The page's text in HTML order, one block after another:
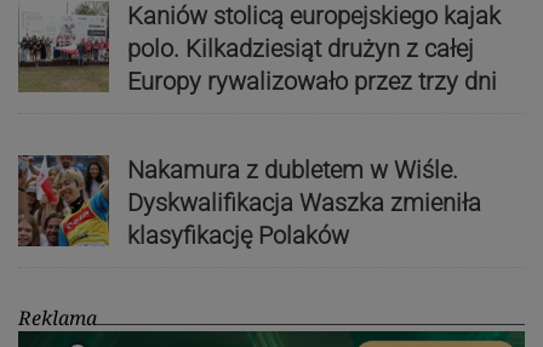
Kaniów stolicą europejskiego kajak
polo. Kilkadziesiąt drużyn z całej
Europy rywalizowało przez trzy dni
Nakamura z dubletem w Wiśle.
Dyskwalifikacja Waszka zmieniła
klasyfikację Polaków
Reklama